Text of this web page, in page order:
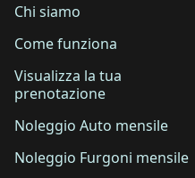
Chi siamo
Come funziona
Visualizza la tua
prenotazione
Noleggio Auto mensile
Noleggio Furgoni mensile